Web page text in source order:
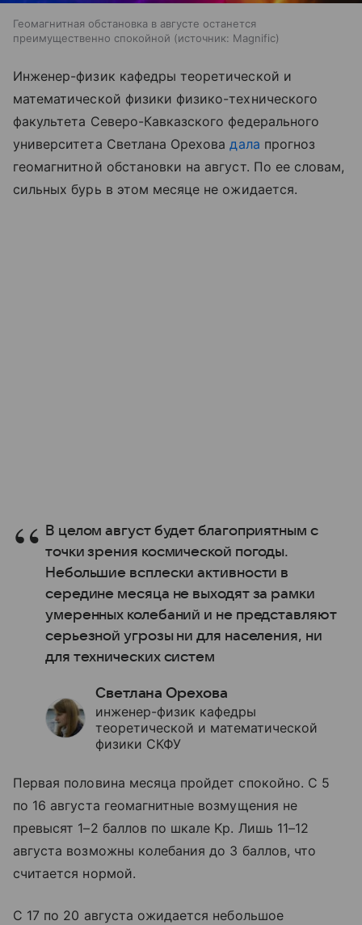
Геомагнитная обстановка в августе останется
преимущественно спокойной
источник: Magnific
Инженер-физик кафедры теоретической и
математической физики физико-технического
факультета Северо-Кавказского федерального
университета Светлана Ореховадала прогноз
геомагнитной обстановки на август. По ее словам,
сильных бурь в этом месяце не ожидается.
В целом август будет благоприятным с
точки зрения космической погоды.
Небольшие всплески активности в
середине месяца не выходят за рамки
умеренных колебаний и не представляют
серьезной угрозы ни для населения, ни
для технических систем
Светлана Орехова
инженер-физик кафедры
теоретической и математической
физики СКФУ
Первая половина месяца пройдет спокойно. С 5
по 16 августа геомагнитные возмущения не
превысят 1–2 баллов по шкале Kp. Лишь 11–12
августа возможны колебания до 3 баллов, что
считается нормой.
С 17 по 20 августа ожидается небольшое